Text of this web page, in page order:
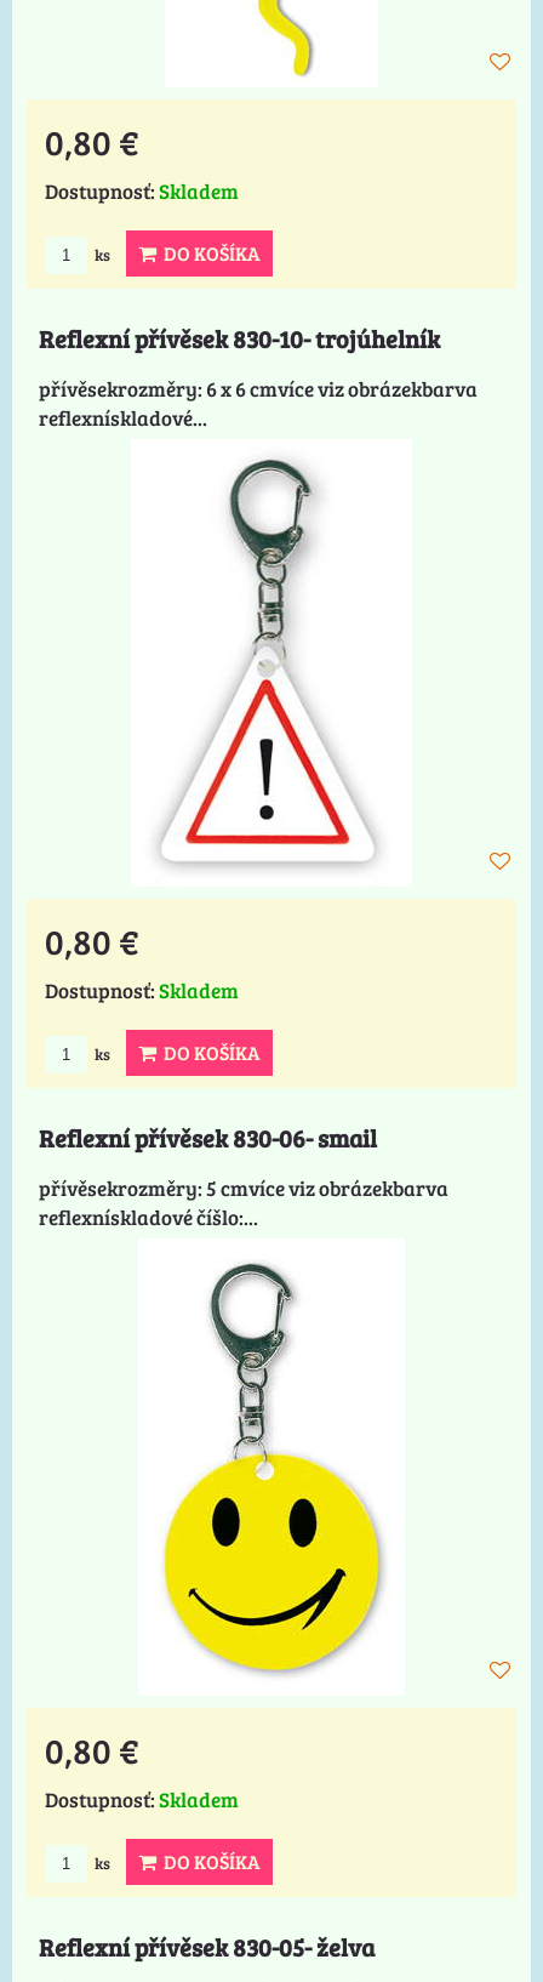
0,80 €
Dostupnosť:Skladem
ks DO KOŠÍKA
Reflexní přívěsek 830-10- trojúhelník
přívěsekrozměry: 6 x 6 cmvíce viz obrázekbarva
reflexnískladové...
0,80 €
Dostupnosť:Skladem
ks DO KOŠÍKA
Reflexní přívěsek 830-06- smail
přívěsekrozměry: 5 cmvíce viz obrázekbarva
reflexnískladové číšlo:...
0,80 €
Dostupnosť:Skladem
ks DO KOŠÍKA
Reflexní přívěsek 830-05- želva